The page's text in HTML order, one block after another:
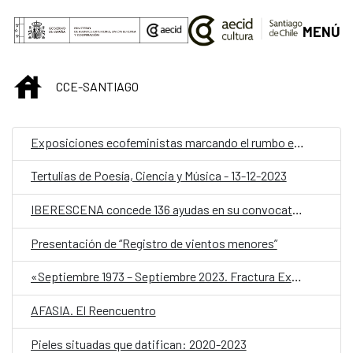
Saltar al contenido principal
MENÚ
INICIOCCE-SANTIAGO
Exposiciones ecofeministas marcando el rumbo en Latinoamérica y Guinea Ecuatorial
Tertulias de Poesía, Ciencia y Música - 13-12-2023
IBERESCENA concede 136 ayudas en su convocatoria 2023-2024
Presentación de “Registro de vientos menores”
«Septiembre 1973 – Septiembre 2023. Fractura Expuesta»
AFASIA. El Reencuentro
Pieles situadas que datifican: 2020-2023